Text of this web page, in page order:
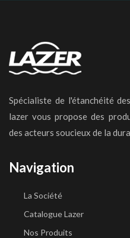
Spécialiste de l'étanchéité
lazer vous propose des
des acteurs soucieux de la
Navigation
La Société
Catalogue Lazer
Nos Produits